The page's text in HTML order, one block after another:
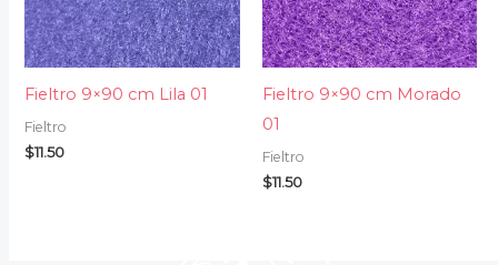
Fieltro 9×90 cm Lila 01
Fieltro
$11.50
Fieltro 9×90 cm Morado
01
Fieltro
$11.50